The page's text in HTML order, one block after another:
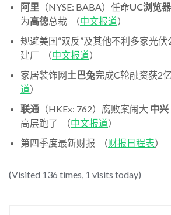
阿里 （NYSE: BABA）任命UC浏览器
为高德总裁 （中文报道）
规避美国“双反”及其他不利多家光
建厂 （中文报道）
家居装饰网土巴兔完成C轮融资获2
道）
联通 （HKEx: 762）腐败案闹大 中兴
高层跑了 （中文报道）
第四季度最新财报 （财报日程表）
(Visited 136 times, 1 visits today)